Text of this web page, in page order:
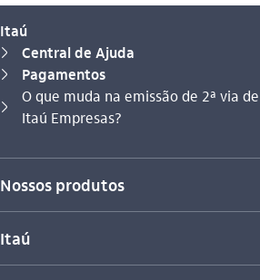
Itaú
seta_direita Central de Ajuda
seta_direita Pagamentos
seta_direita
Você está aqui:
O que muda na emissão de 2ª via
Itaú Empresas?
Nossos produtos
Itaú